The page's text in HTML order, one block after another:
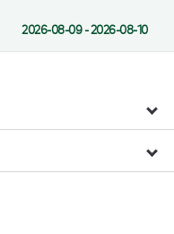
2026-08-09 - 2026-08-10